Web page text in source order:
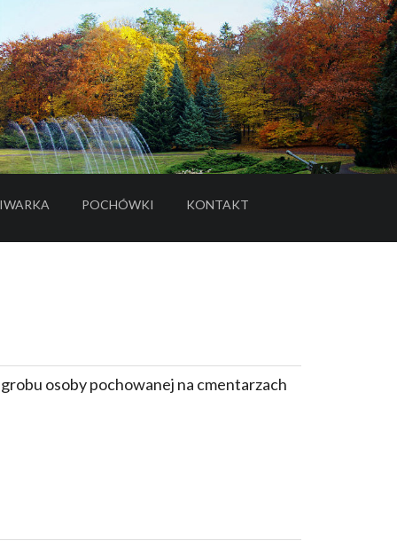
POCHÓWKI
- LINK DO SERWISU ZEWNĘTRZNEGO
KONTAKT
osoby pochowanej na cmentarzach